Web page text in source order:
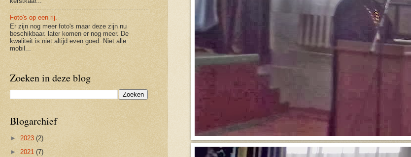
Foto's op een rij.
Er zijn nog meer foto's maar deze zijn nu
beschikbaar. later komen er nog meer. De
kwaliteit is niet altijd even goed. Niet alle
mobil...
Zoeken in deze blog
Blogarchief
► 2023 (2)
► 2021 (7)